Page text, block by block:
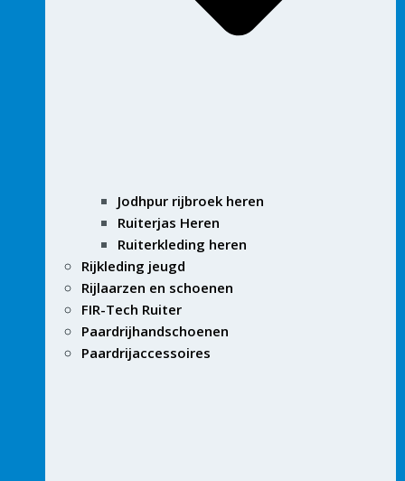
Jodhpur rijbroek heren
Ruiterjas Heren
Ruiterkleding heren
Rijkleding jeugd
Rijlaarzen en schoenen
FIR-Tech Ruiter
Paardrijhandschoenen
Paardrijaccessoires